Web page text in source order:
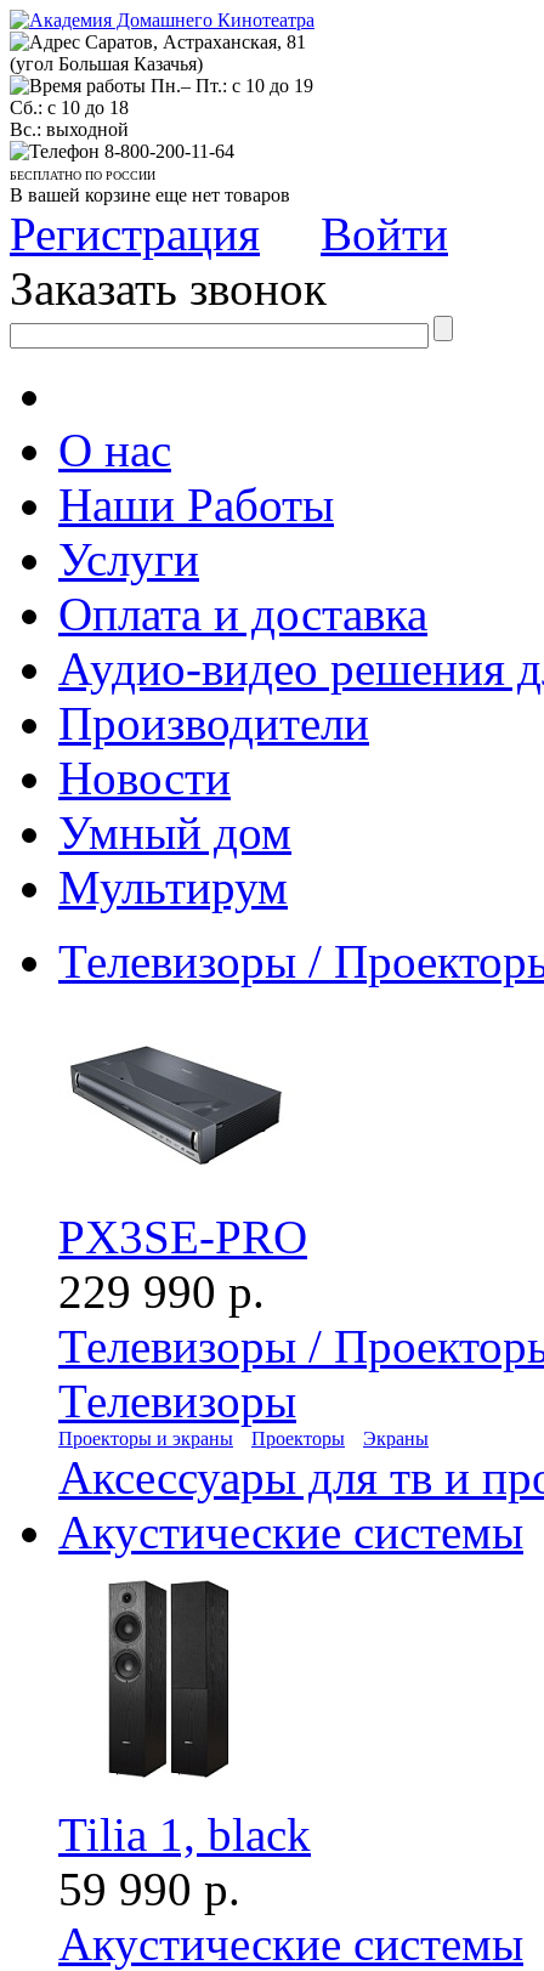
Саратов, Астраханская, 81
(угол Большая Казачья)
Пн.– Пт.: с 10 до 19
Сб.: с 10 до 18
Вс.: выходной
8-800-200-11-64
БЕСПЛАТНО ПО РОССИИ
В вашей корзине еще нет товаров
Регистрация
Войти
Заказать звонок
О нас
Наши Работы
Услуги
Оплата и доставка
Аудио-видео решения
Производители
Новости
Умный дом
Мультирум
Телевизоры /
PX3SE-PRO
229 990 р.
Телевизоры /
Телевизоры
Проекторы и экраны Проекторы Экраны
Аксессуары для тв и
Акустические системы
Tilia 1, black
59 990 р.
Акустические системы